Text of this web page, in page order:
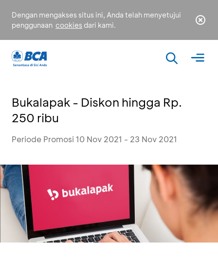
Dengan mengakses situs ini, Anda telah menyetujui
penggunaan cookies dari kami.
Bukalapak - Diskon hingga Rp.
250 ribu
Periode Promosi 10 Nov 2021 - 23 Nov 2021